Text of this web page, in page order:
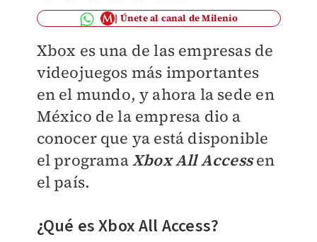
Únete al canal de Milenio
Xbox es una de las empresas de
videojuegos más importantes
en el mundo, y ahora la sede en
México de la empresa dio a
conocer que ya está disponible
el programaXbox All Accessen
el país.
¿Qué es Xbox All Access?